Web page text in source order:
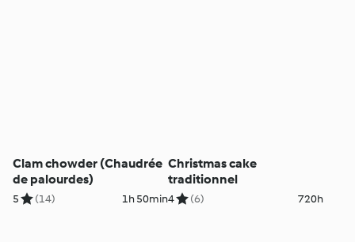
Clam chowder (Chaudrée
de palourdes)
5 (14) 1h 50min
Christmas cake
traditionnel
4 (6) 720h